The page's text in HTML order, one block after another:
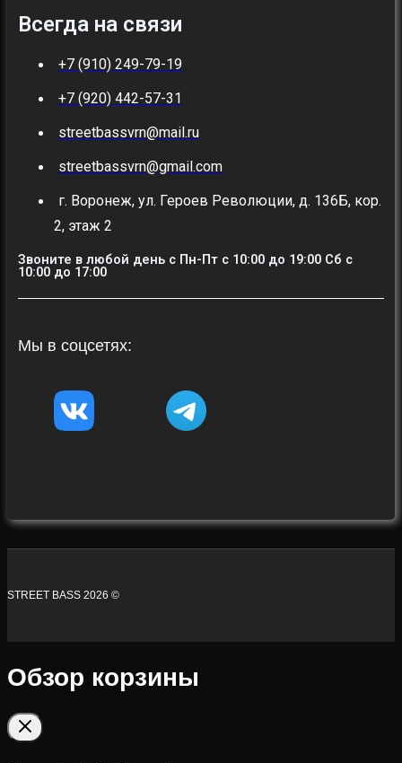
Всегда на связи
+7 (910) 249-79-19
+7 (920) 442-57-31
streetbassvrn@mail.ru
streetbassvrn@gmail.com
г. Воронеж, ул. Героев Революции, д. 136Б, кор.
2, этаж 2
Звоните в любой день с Пн-Пт c 10:00 до 19:00 Сб с
10:00 до 17:00
Мы в соцсетях:
STREET BASS 2026 ©
Обзор корзины